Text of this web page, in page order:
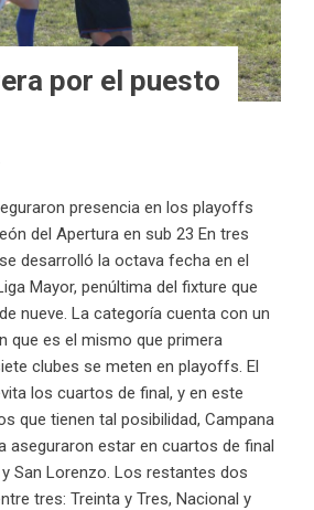
por el puesto
presencia en los playoffs
del Apertura en sub 23 En tres
desarrolló la octava fecha en el
Mayor, penúltima del fixture que
nueve. La categoría cuenta con un
que es el mismo que primera
clubes se meten en playoffs. El
los cuartos de final, y en este
que tienen tal posibilidad, Campana
aseguraron estar en cuartos de final
San Lorenzo. Los restantes dos
tres: Treinta y Tres, Nacional y